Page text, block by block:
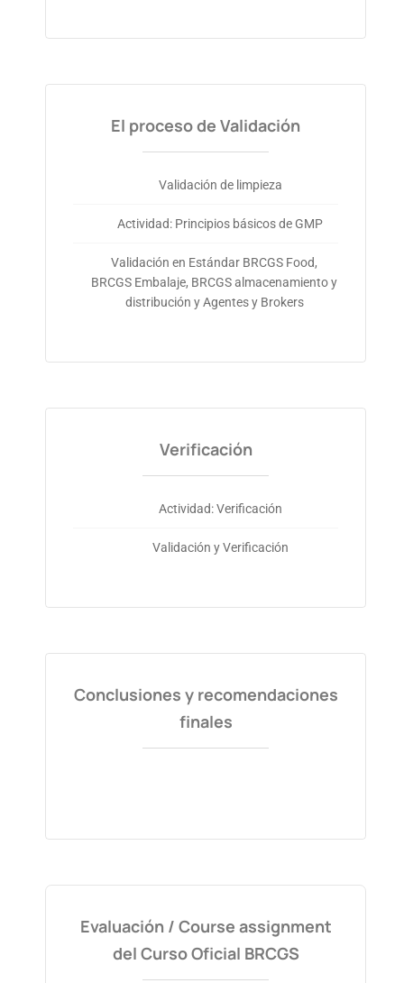
El proceso de Validación
Validación de limpieza
Actividad: Principios básicos de GMP
Validación en Estándar BRCGS Food,
BRCGS Embalaje, BRCGS almacenamiento y
distribución y Agentes y Brokers
Verificación
Actividad: Verificación
Validación y Verificación
Conclusiones y recomendaciones
finales
Evaluación / Course assignment
del Curso Oficial BRCGS